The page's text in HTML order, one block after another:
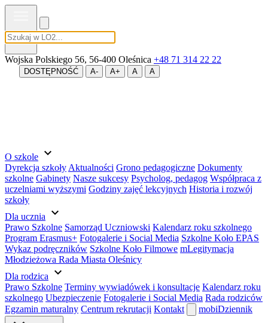
MENU
Wojska Polskiego 56, 56-400 Oleśnica +48 71 314 22 22
DOSTĘPNOŚĆ A- A+ A A
O szkole expand_more
Dyrekcja szkoły Aktualności Grono pedagogiczne Dokumenty
szkolne Gabinety Nasze sukcesy Psycholog, pedagog Współpraca z
uczelniami wyższymi Godziny zajęć lekcyjnych Historia i rozwój
szkoły
Dla ucznia
expand_more
Prawo Szkolne Samorząd Uczniowski Kalendarz roku szkolnego
Program Erasmus+ Fotogalerie i Social Media Szkolne Koło EPAS
Wykaz podręczników Szkolne Koło Filmowe mLegitymacja
Młodzieżowa Rada Miasta Oleśnicy
Dla rodzica
expand_more
Prawo Szkolne Terminy wywiadówek i konsultacje Kalendarz roku
szkolnego Ubezpieczenie Fotogalerie i Social Media Rada rodziców
Egzamin maturalny Centrum rekrutacji Kontakt mobiDziennik